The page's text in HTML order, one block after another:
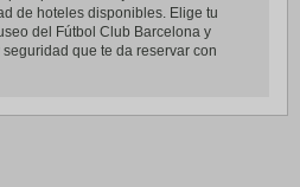
de hoteles disponibles. Elige tu
del Fútbol Club Barcelona y
que te da reservar con